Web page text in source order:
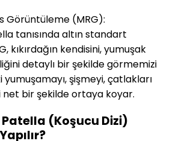
Görüntüleme (MRG):
tanısında altın standart
kıkırdağın kendisini, yumuşak
detaylı bir şekilde görmemizi
yumuşamayı, şişmeyi, çatlakları
net bir şekilde ortaya koyar.
(Koşucu Dizi)